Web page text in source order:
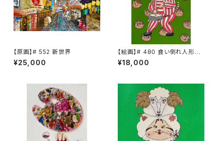
【原画】# 552 新世界
¥25,000
【絵画】# 480 食い倒れ人形
茶々さん
¥18,000